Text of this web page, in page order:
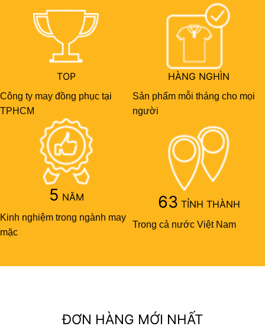
TOP
Công ty may đồng phục tại
TPHCM
HÀNG NGHÌN
Sản phẩm mỗi tháng cho mọi
người
5 NĂM
Kinh nghiệm trong ngành may
mặc
63 TỈNH THÀNH
Trong cả nước Việt Nam
ĐƠN HÀNG MỚI NHẤT